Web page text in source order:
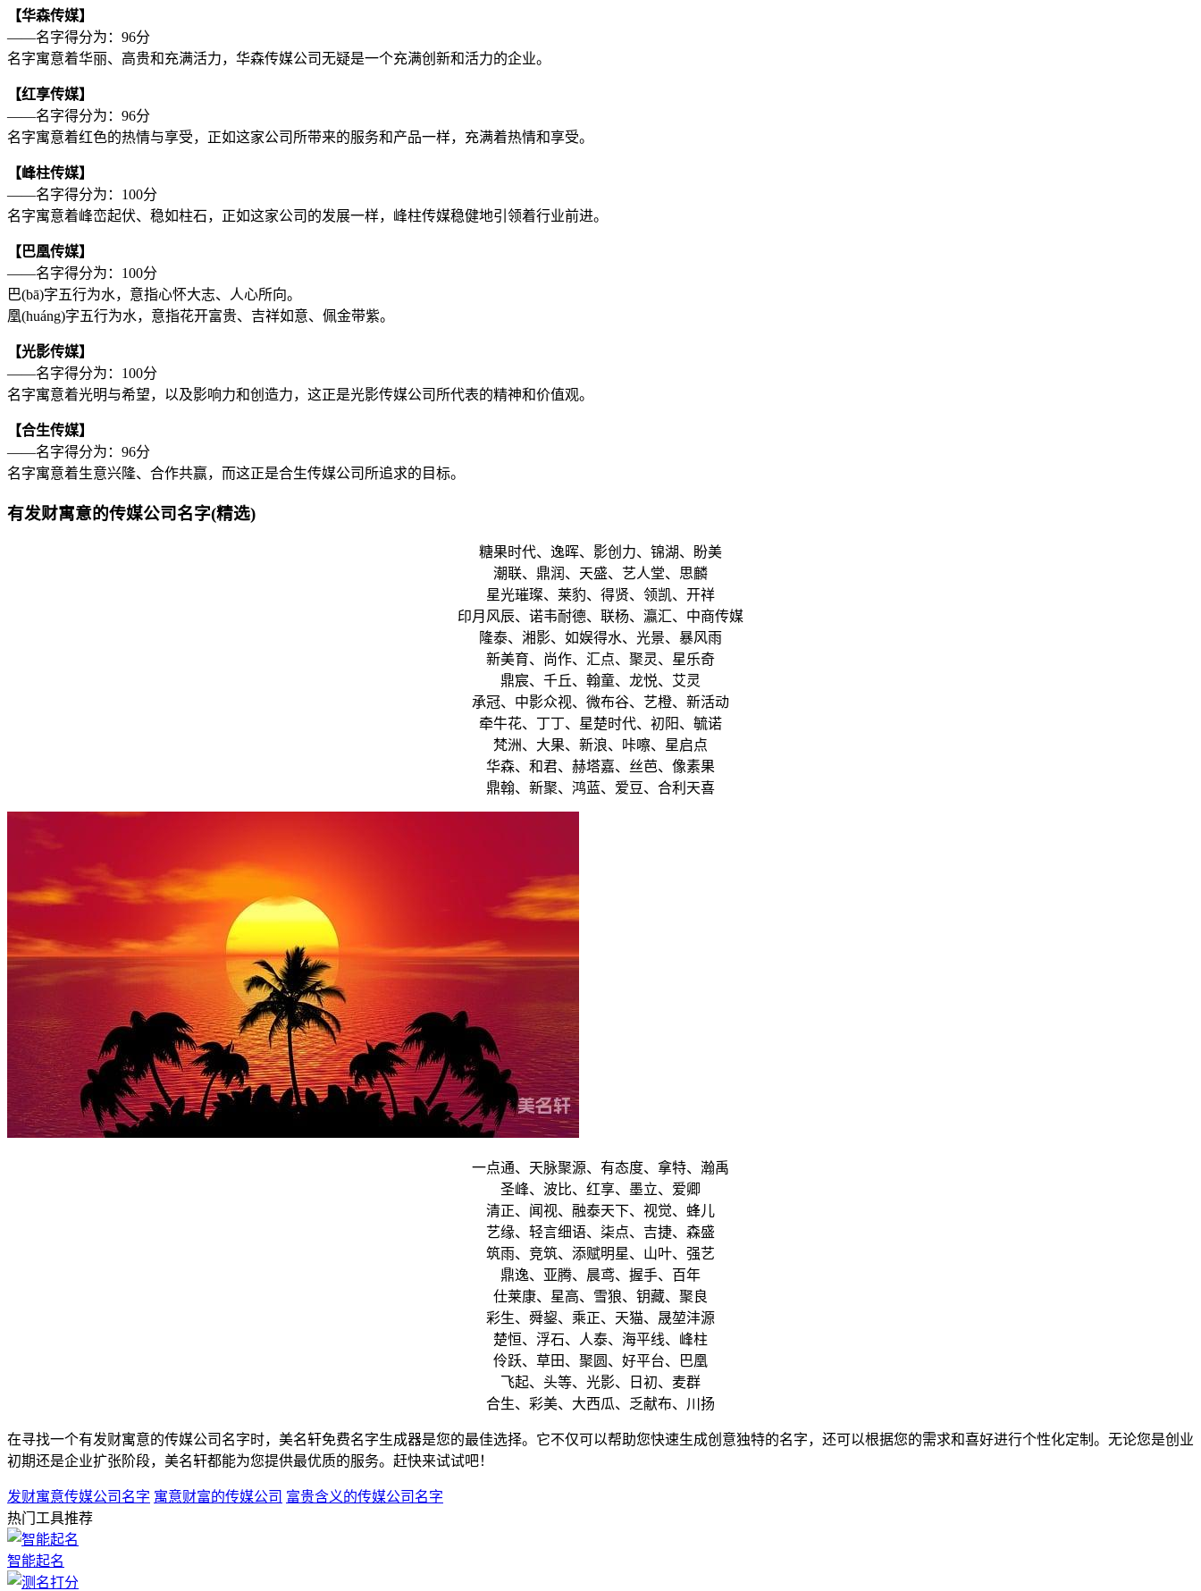
【华森传媒】
——名字得分为：96分
名字寓意着华丽、高贵和充满活力，华森传媒公司无疑是一个充满创新和活力的企业。
【红享传媒】
——名字得分为：96分
名字寓意着红色的热情与享受，正如这家公司所带来的服务和产品一样，充满着热情和享受。
【峰柱传媒】
——名字得分为：100分
名字寓意着峰峦起伏、稳如柱石，正如这家公司的发展一样，峰柱传媒稳健地引领着行业前进。
【巴凰传媒】
——名字得分为：100分
巴(bā)字五行为水，意指心怀大志、人心所向。
凰(huáng)字五行为水，意指花开富贵、吉祥如意、佩金带紫。
【光影传媒】
——名字得分为：100分
名字寓意着光明与希望，以及影响力和创造力，这正是光影传媒公司所代表的精神和价值观。
【合生传媒】
——名字得分为：96分
名字寓意着生意兴隆、合作共赢，而这正是合生传媒公司所追求的目标。
有发财寓意的传媒公司名字(精选)
糖果时代、逸晖、影创力、锦湖、盼美
潮联、鼎润、天盛、艺人堂、思麟
星光璀璨、莱豹、得贤、领凯、开祥
印月风辰、诺韦耐德、联杨、瀛汇、中商传媒
隆泰、湘影、如娱得水、光景、暴风雨
新美育、尚作、汇点、聚灵、星乐奇
鼎宸、千丘、翰童、龙悦、艾灵
承冠、中影众视、微布谷、艺橙、新活动
牵牛花、丁丁、星楚时代、初阳、毓诺
梵洲、大果、新浪、咔嚓、星启点
华森、和君、赫塔嘉、丝芭、像素果
鼎翰、新聚、鸿蓝、爱豆、合利天喜
一点通、天脉聚源、有态度、拿特、瀚禹
圣峰、波比、红享、墨立、爱卿
清正、闻视、融泰天下、视觉、蜂儿
艺缘、轻言细语、柒点、吉捷、森盛
筑雨、竞筑、添赋明星、山叶、强艺
鼎逸、亚腾、晨鸢、握手、百年
仕莱康、星高、雪狼、钥藏、聚良
彩生、舜鋆、乘正、天猫、晟堃沣源
楚恒、浮石、人泰、海平线、峰柱
伶跃、草田、聚圆、好平台、巴凰
飞起、头等、光影、日初、麦群
合生、彩美、大西瓜、乏献布、川扬
在寻找一个有发财寓意的传媒公司名字时，美名轩免费名字生成器是您的最佳选择。它不仅可以帮助您快速生成创意独特的名字，还可以根据您的需求和喜好进行个性化定制。无论您是创业
初期还是企业扩张阶段，美名轩都能为您提供最优质的服务。赶快来试试吧！
发财寓意传媒公司名字 寓意财富的传媒公司 富贵含义的传媒公司名字
热门工具推荐
智能起名